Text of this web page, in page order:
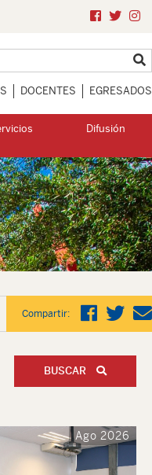
DOCENTES EGRESADOS
Difusión
Compartir:
BUSCAR
Ago 2026